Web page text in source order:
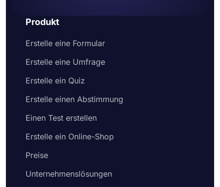
betten Sie es auf einer Webseite ein
Produkt
Erstelle eine Formular
Erstelle eine Umfrage
Erstelle ein Quiz
Erstelle einen Abstimmung
Einen Test erstellen
Erstelle ein Online-Shop
Preise
Unternehmenslösungen